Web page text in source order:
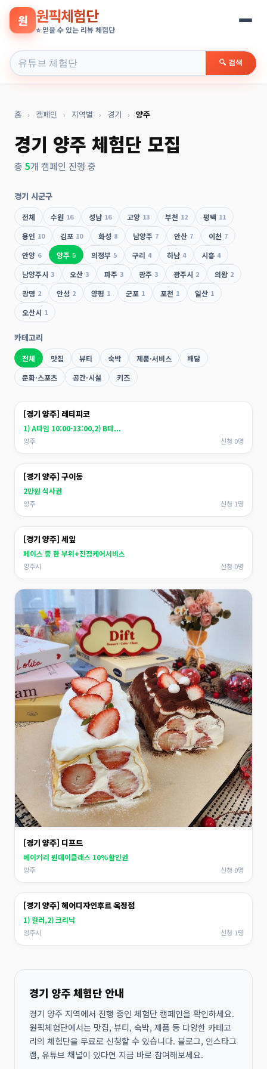
원 원픽체험단
⭐ 믿을 수 있는 리뷰 체험단
🔍 검색
홈 › 캠페인 › 지역별 › 경기 › 양주
경기 양주 체험단 모집
총 5개 캠페인 진행 중
경기 시군구
전체 수원 16 성남 16 고양 13 부천 12 평택 11
용인 10 김포 10 화성 8 남양주 7 안산 7 이천 7
안양 6 양주 5 의정부 5 구리 4 하남 4 시흥 4
남양주시 3 오산 3 파주 3 광주 3 광주시 2 의왕 2
광명 2 안성 2 양평 1 군포 1 포천 1 일산 1
오산시 1
카테고리
전체 맛집 뷰티 숙박 제품·서비스
배달
문화·스포츠
공간·시설 키즈
[경기 양주] 레티피코
1) A타임 10:00-13:00,2) B타...
양주 신청 0명
[경기 양주] 구이동
2만원 식사권
양주 신청 1명
[경기 양주] 세잎
페이스 중 한 부위+진정케어서비스
양주시 신청 0명
[경기 양주] 디프트
베이커리 원데이클래스 10%할인권
양주 신청 0명
[경기 양주] 헤어디자인후르 옥정점
1) 컬러,2) 크리닉
양주시 신청 1명
경기 양주 체험단 안내
경기 양주 지역에서 진행 중인 체험단 캠페인을 확인하세요.
원픽체험단에서는 맛집, 뷰티, 숙박, 제품 등 다양한 카테고
리의 체험단을 무료로 신청할 수 있습니다. 블로그, 인스타그
램, 유튜브 채널이 있다면 지금 바로 참여해보세요.